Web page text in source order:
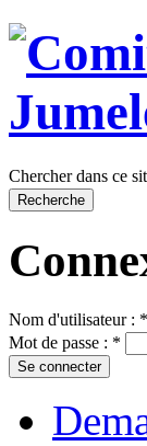
Chercher dans ce
Nom d'utilisateur : *
Mot de passe : *